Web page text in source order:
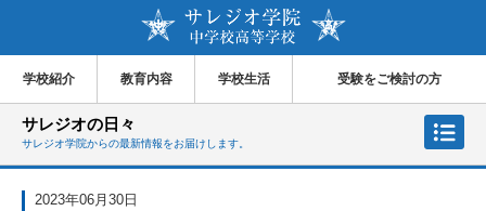
学校紹介 教育内容 学校生活 受験をご検討の方
サレジオの日々
サレジオ学院からの最新情報をお届けします。
2023年06月30日